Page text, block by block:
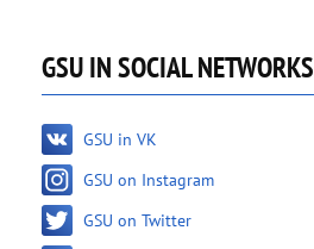
GSU IN SOCIAL NETWORKS
GSU in VK
GSU on Instagram
GSU on Twitter